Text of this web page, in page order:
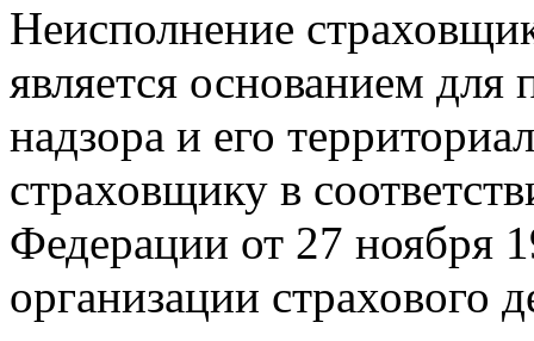
Неисполнение
является основанием для
надзора и его
страховщику в
Федерации от 27 ноября
организации страхового